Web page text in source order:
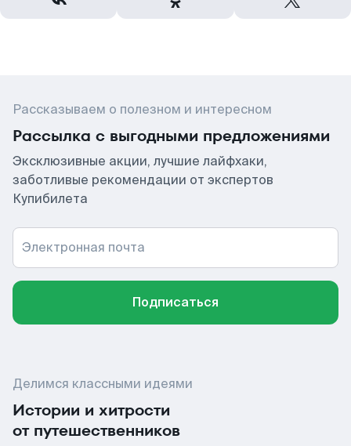
Рассказываем о полезном и интересном
Рассылка с выгодными предложениями
Эксклюзивные акции, лучшие лайфхаки,
заботливые рекомендации от экспертов
Купибилета
Электронная почта
Подписаться
Делимся классными идеями
Истории и хитрости
от путешественников